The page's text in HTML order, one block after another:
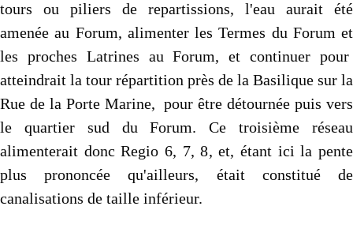
tours ou piliers de repartissions, l'eau aurait été
amenée au Forum, alimenter les Termes du Forum et
les proches Latrines au Forum, et continuer pour
atteindrait la tour répartition près de la Basilique sur la
Rue de la Porte Marine, pour être détournée puis vers
le quartier sud du Forum. Ce troisième réseau
alimenterait donc Regio 6, 7, 8, et, étant ici la pente
plus prononcée qu'ailleurs, était constitué de
canalisations de taille inférieur.